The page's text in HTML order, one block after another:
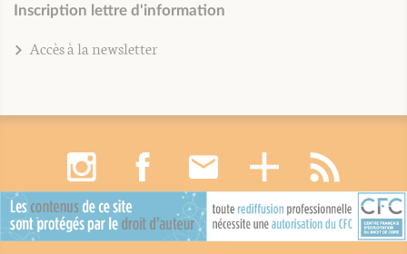
Inscription lettre d'information
Accès à la newsletter